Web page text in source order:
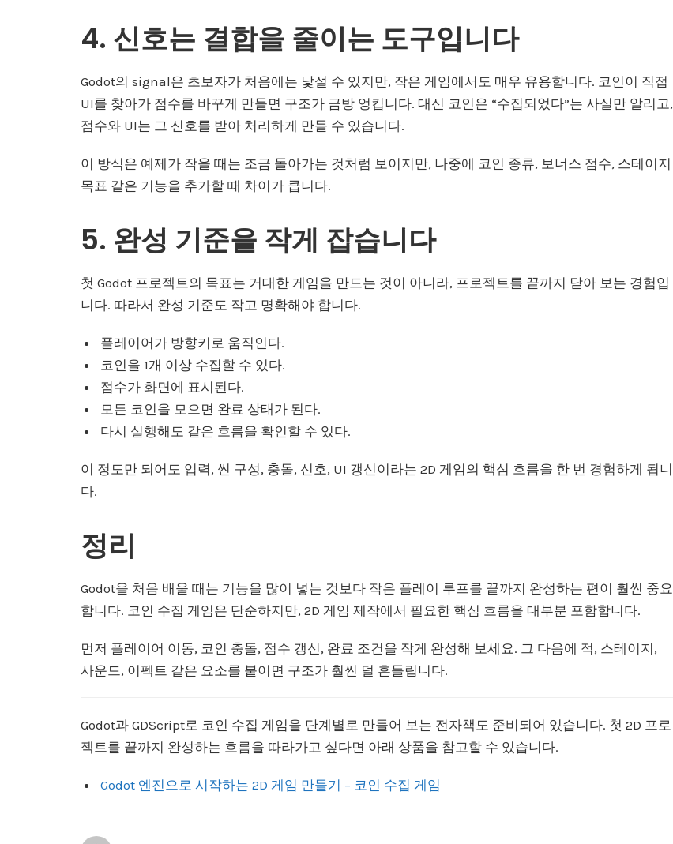
4. 신호는 결합을 줄이는 도구입니다
Godot의 signal은 초보자가 처음에는 낯설 수 있지만, 작은 게임에서도 매우 유용합니다. 코인이 직접
UI를 찾아가 점수를 바꾸게 만들면 구조가 금방 엉킵니다. 대신 코인은 “수집되었다”는 사실만 알리고,
점수와 UI는 그 신호를 받아 처리하게 만들 수 있습니다.
이 방식은 예제가 작을 때는 조금 돌아가는 것처럼 보이지만, 나중에 코인 종류, 보너스 점수, 스테이지
목표 같은 기능을 추가할 때 차이가 큽니다.
5. 완성 기준을 작게 잡습니다
첫 Godot 프로젝트의 목표는 거대한 게임을 만드는 것이 아니라, 프로젝트를 끝까지 닫아 보는 경험입
니다. 따라서 완성 기준도 작고 명확해야 합니다.
플레이어가 방향키로 움직인다.
코인을 1개 이상 수집할 수 있다.
점수가 화면에 표시된다.
모든 코인을 모으면 완료 상태가 된다.
다시 실행해도 같은 흐름을 확인할 수 있다.
이 정도만 되어도 입력, 씬 구성, 충돌, 신호, UI 갱신이라는 2D 게임의 핵심 흐름을 한 번 경험하게 됩니
다.
정리
Godot을 처음 배울 때는 기능을 많이 넣는 것보다 작은 플레이 루프를 끝까지 완성하는 편이 훨씬 중요
합니다. 코인 수집 게임은 단순하지만, 2D 게임 제작에서 필요한 핵심 흐름을 대부분 포함합니다.
먼저 플레이어 이동, 코인 충돌, 점수 갱신, 완료 조건을 작게 완성해 보세요. 그 다음에 적, 스테이지,
사운드, 이펙트 같은 요소를 붙이면 구조가 훨씬 덜 흔들립니다.
Godot과 GDScript로 코인 수집 게임을 단계별로 만들어 보는 전자책도 준비되어 있습니다. 첫 2D 프로
젝트를 끝까지 완성하는 흐름을 따라가고 싶다면 아래 상품을 참고할 수 있습니다.
Godot 엔진으로 시작하는 2D 게임 만들기 – 코인 수집 게임